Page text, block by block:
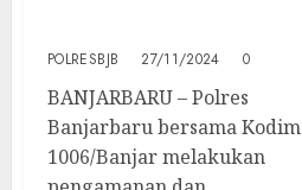
POLRESBJB 27/11/2024 0
BANJARBARU – Polres
Banjarbaru bersama Kodim
1006/Banjar melakukan